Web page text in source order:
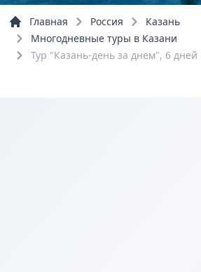
Главная Россия
Казань
Многодневные туры в Казани
Тур "Казань-день за днем", 6 дней